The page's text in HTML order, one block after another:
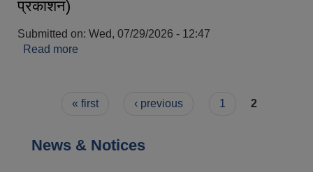
प्रकाशन)
Submitted on: Wed, 07/29/2026 - 12:47
Read more
Pages« first ‹ previous 1 2
News & Notices